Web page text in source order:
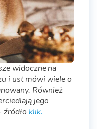
widoczne na
i ust mówi wiele o
Również
jego
źródło klik.